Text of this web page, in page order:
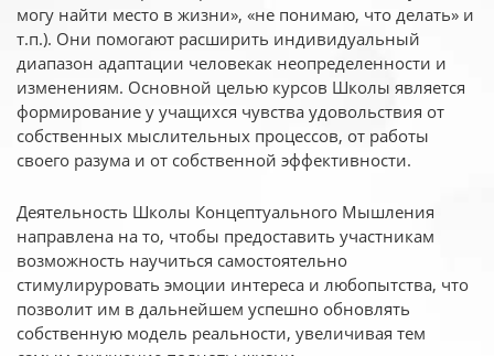
могу найти место в жизни», «не понимаю, что делать» и
т.п.). Они помогают расширить индивидуальный
диапазон адаптации человекак неопределенности и
изменениям. Основной целью курсов Школы является
формирование у учащихся чувства удовольствия от
собственных мыслительных процессов, от работы
своего разума и от собственной эффективности.
Деятельность Школы Концептуального Мышления
направлена на то, чтобы предоставить участникам
возможность научиться самостоятельно
стимулируровать эмоции интереса и любопытства, что
позволит им в дальнейшем успешно обновлять
собственную модель реальности, увеличивая тем